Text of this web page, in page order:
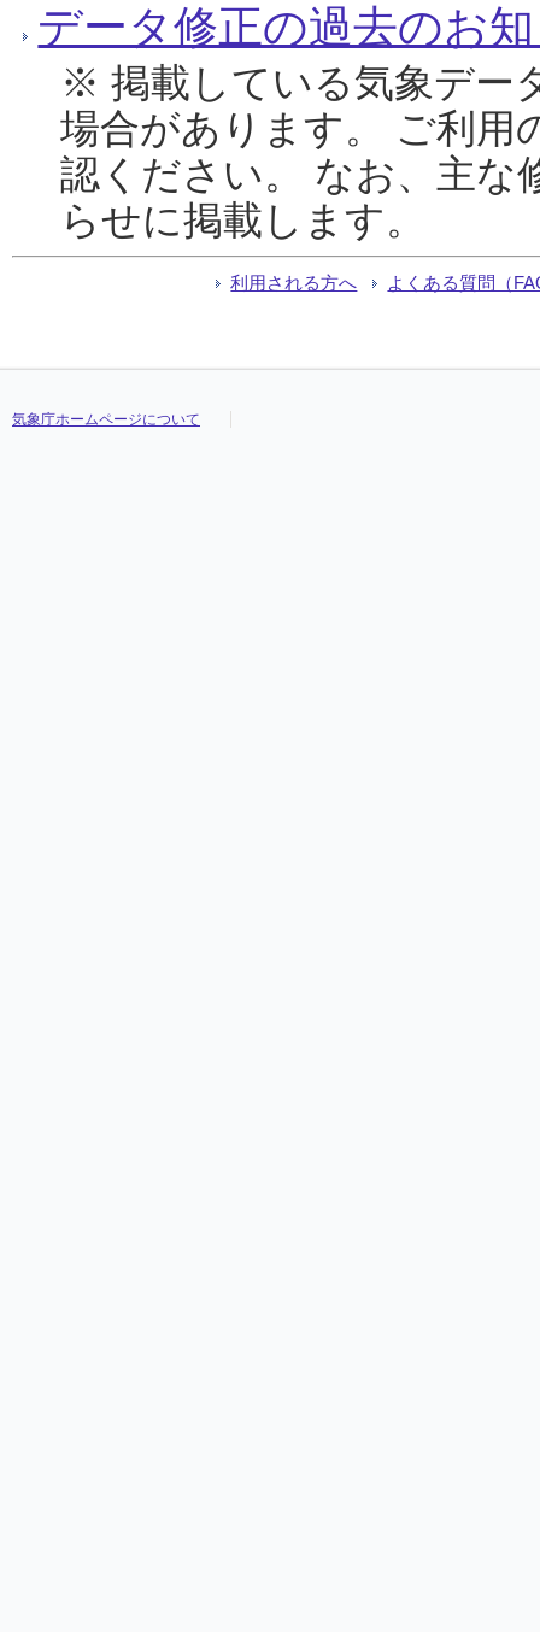
データ修正の過去のお
※ 掲載している気象デー
場合があります。 ご利用
認ください。 なお、主な
らせに掲載します。
利用される方へ よくある質問（
気象庁ホームページについて